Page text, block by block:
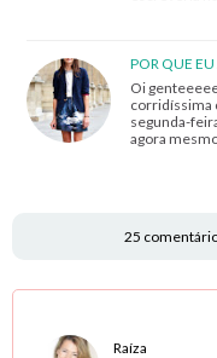
POR QUE
Oi
corridíssima
segunda-
agora
25
Raíza